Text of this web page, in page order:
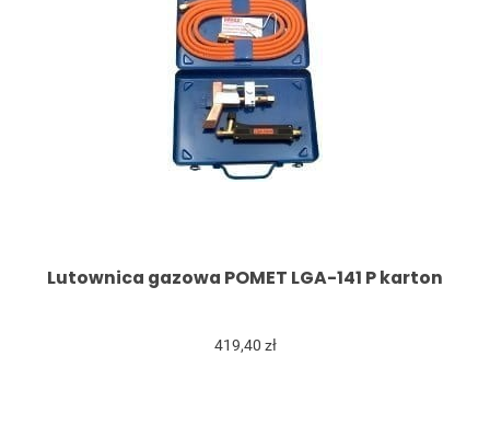
Lutownica gazowa POMET LGA-141 P karton
419,40 zł